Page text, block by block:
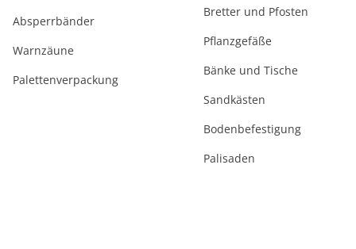
Absperrbänder
Warnzäune
Palettenverpackung
Bretter und Pfosten
Pflanzgefäße
Bänke und Tische
Sandkästen
Bodenbefestigung
Palisaden